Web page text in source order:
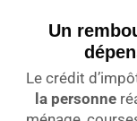
Un
Le crédit
la personne